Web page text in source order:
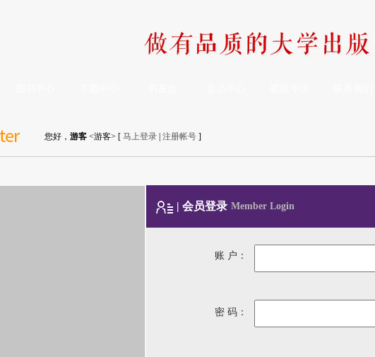
您好， 游客 <游客> [ 马上登录 注册帐号 ]
| 会员登录 Member Login
账 户：
密 码：